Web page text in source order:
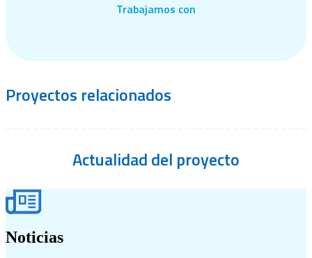
Trabajamos con
Proyectos relacionados
Actualidaddel proyecto
Noticias